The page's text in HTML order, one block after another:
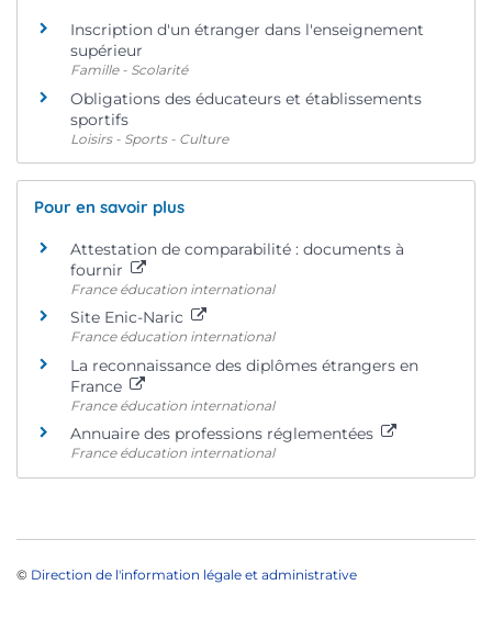
Inscription d'un étranger dans l'enseignement
supérieur
Famille - Scolarité
Obligations des éducateurs et établissements
sportifs
Loisirs - Sports - Culture
Pour en savoir plus
Attestation de comparabilité : documents à
fournir
France éducation international
Site Enic-Naric
France éducation international
La reconnaissance des diplômes étrangers en
France
France éducation international
Annuaire des professions réglementées
France éducation international
© Direction de l'information légale et administrative